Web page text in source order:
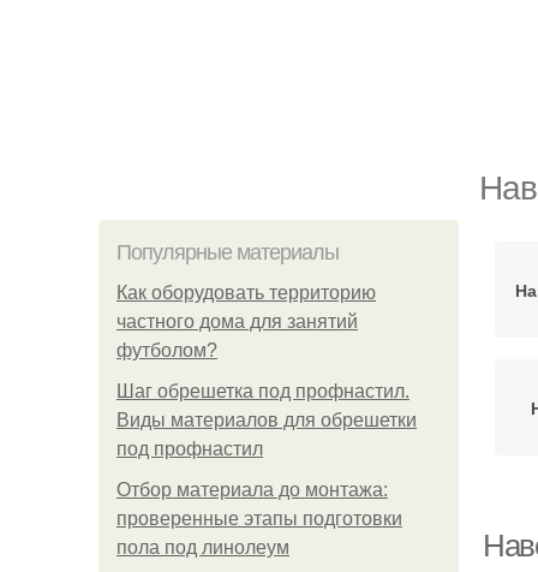
Популярные материалы
Как оборудовать территорию
частного дома для занятий
футболом?
Шаг обрешетка под профнастил.
Виды материалов для обрешетки
под профнастил
Отбор материала до монтажа:
проверенные этапы подготовки
пола под линолеум